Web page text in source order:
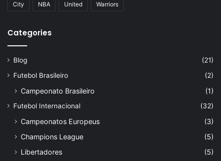
City NBA United Warriors
Categories
Blog
(21)
Futebol Brasileiro
(2)
Campeonato Brasileiro (1)
Futebol Internacional (32)
Campeonatos Europeus
(3)
Champions League
(5)
Libertadores
(5)